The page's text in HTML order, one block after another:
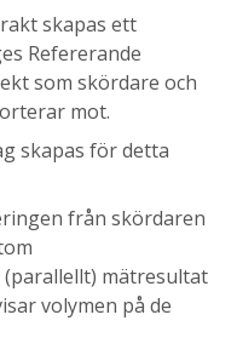
skapas ett
Refererande
som skördare och
mot.
skapas för detta
från skördaren
mätresultat
volymen på de